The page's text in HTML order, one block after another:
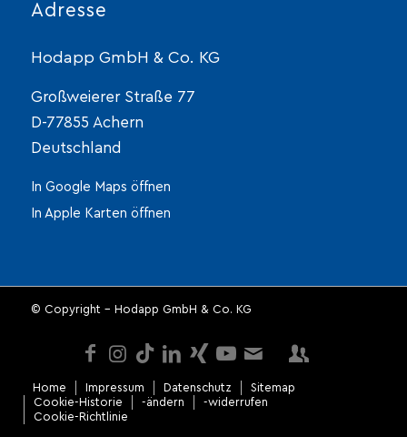
Adresse
Hodapp GmbH & Co. KG
Großweierer Straße 77
D-77855 Achern
Deutschland
In Google Maps öffnen
In Apple Karten öffnen
© Copyright - Hodapp GmbH & Co. KG
Home Impressum Datenschutz
Sitemap
Cookie-Historie
-ändern
-widerrufen
Cookie-Richtlinie